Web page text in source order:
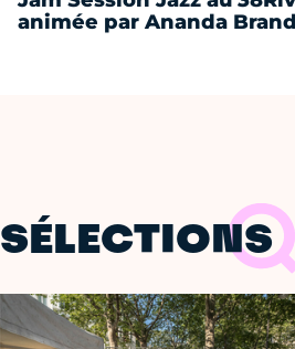
animée par Ananda
SÉLECTIONS